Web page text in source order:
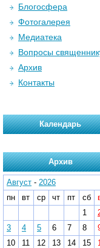
Блогосфера
Фотогалерея
Медиатека
Вопросы
Архив
Контакты
Календарь
Архив
Август - 2026
пн
вт ср чт пт сб
1
3
4 5 6 7 8
10
11 12 13 14 15